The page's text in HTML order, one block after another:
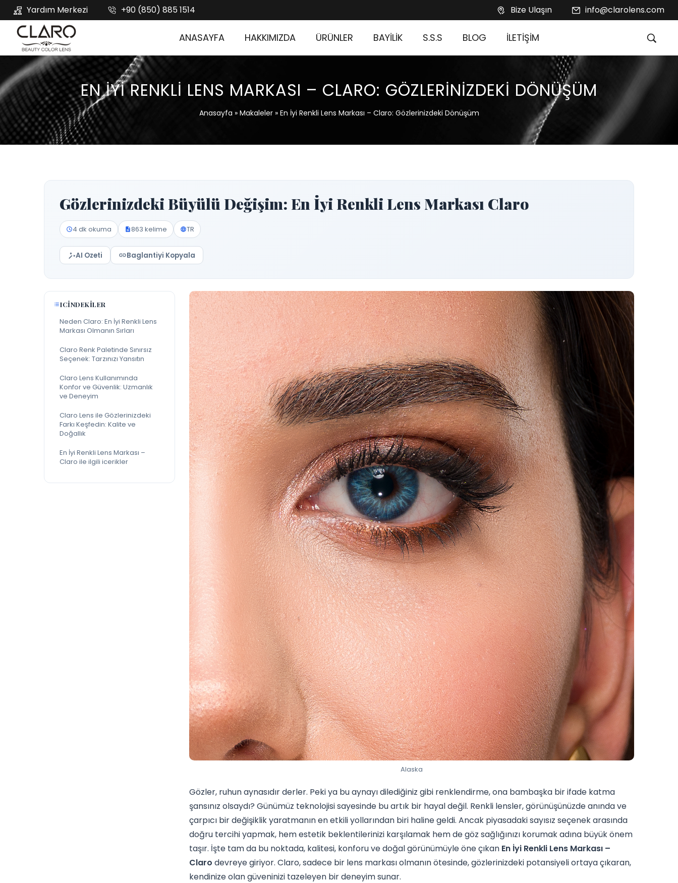
Yardım Merkezi +90 (850) 885 1514 Bize Ulaşın info@clarolens.com
ANASAYFA HAKKIMIZDA ÜRÜNLER BAYİLİK S.S.S BLOG İLETİŞİM
EN İYI RENKLI LENS MARKASI – CLARO: GÖZLERINIZDEKI DÖNÜŞÜM
Anasayfa » Makaleler» En İyi Renkli Lens Markası – Claro: Gözlerinizdeki Dönüşüm
Gözlerinizdeki Büyülü Değişim: En İyi Renkli Lens Markası Claro
4 dk okuma 863 kelime TR
AI Ozeti Baglantiyi Kopyala
ICINDEKILER
Neden Claro: En İyi Renkli Lens
Markası Olmanın Sırları
Claro Renk Paletinde Sınırsız
Seçenek: Tarzınızı Yansıtın
Claro Lens Kullanımında
Konfor ve Güvenlik: Uzmanlık
ve Deneyim
Claro Lens ile Gözlerinizdeki
Farkı Keşfedin: Kalite ve
Doğallık
En İyi Renkli Lens Markası –
Claro ile ilgili icerikler
Alaska
Gözler, ruhun aynasıdır derler. Peki ya bu aynayı dilediğiniz gibi renklendirme, ona bambaşka bir ifade katma
şansınız olsaydı? Günümüz teknolojisi sayesinde bu artık bir hayal değil. Renkli lensler, görünüşünüzde anında ve
çarpıcı bir değişiklik yaratmanın en etkili yollarından biri haline geldi. Ancak piyasadaki sayısız seçenek arasında
doğru tercihi yapmak, hem estetik beklentilerinizi karşılamak hem de göz sağlığınızı korumak adına büyük önem
taşır. İşte tam da bu noktada, kalitesi, konforu ve doğal görünümüyle öne çıkan En İyi Renkli Lens Markası –
Claro devreye giriyor. Claro, sadece bir lens markası olmanın ötesinde, gözlerinizdeki potansiyeli ortaya çıkaran,
kendinize olan güveninizi tazeleyen bir deneyim sunar.